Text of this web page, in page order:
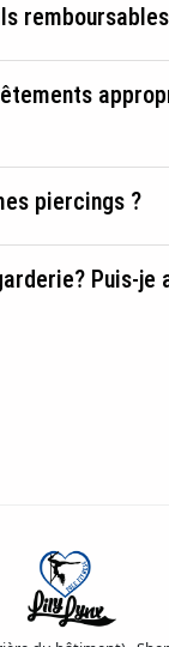
piercings ?
Puis-je